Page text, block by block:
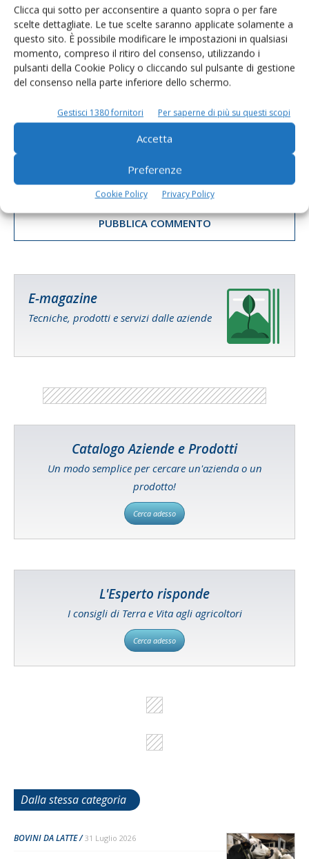
Clicca qui sotto per acconsentire a quanto sopra o per fare
scelte dettagliate. Le tue scelte saranno applicate solamente a
questo sito. È possibile modificare le impostazioni in qualsiasi
momento, compreso il ritiro del consenso, utilizzando i
pulsanti della Cookie Policy o cliccando sul pulsante di gestione
del consenso nella parte inferiore dello schermo.
Gestisci 1380 fornitori Per saperne di più su questi scopi
Accetta
Preferenze
Cookie Policy Privacy Policy
Salva il mio nome, email e sito web in questo browser per la
prossima volta che commento.
E-magazine
Tecniche, prodotti e servizi dalle aziende
Catalogo Aziende e Prodotti
Un modo semplice per cercare un'azienda o un
prodotto!
Cerca adesso
L'Esperto risponde
I consigli di Terra e Vita agli agricoltori
Cerca adesso
Dalla stessa categoria
BOVINI DA LATTE 31 Luglio 2026